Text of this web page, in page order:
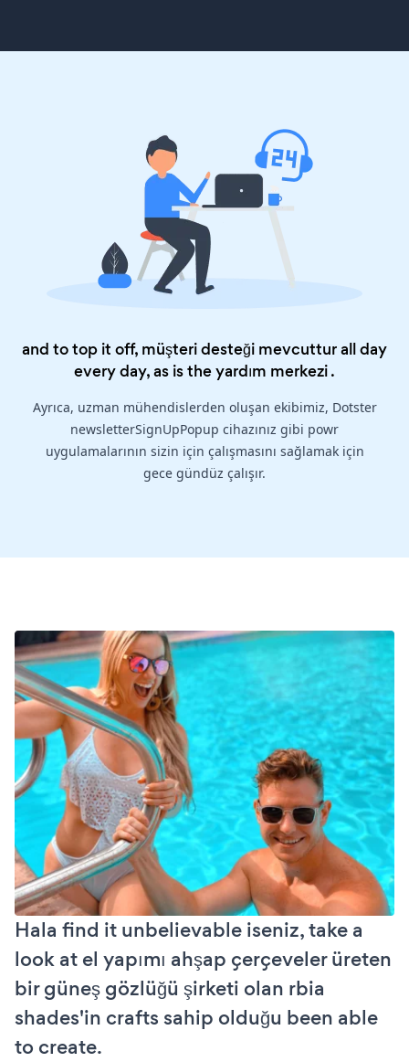
and to top it off, müşteri desteği mevcuttur all day
every day, as is theyardım merkezi.
Ayrıca, uzman mühendislerden oluşan ekibimiz, Dotster
newsletterSignUpPopup cihazınız gibi powr
uygulamalarının sizin için çalışmasını sağlamak için
gece gündüz çalışır.
Hala find it unbelievable iseniz, take a
look at el yapımı ahşap çerçeveler üreten
bir güneş gözlüğü şirketi olan rbia
shades'in crafts sahip olduğu been able
to create.